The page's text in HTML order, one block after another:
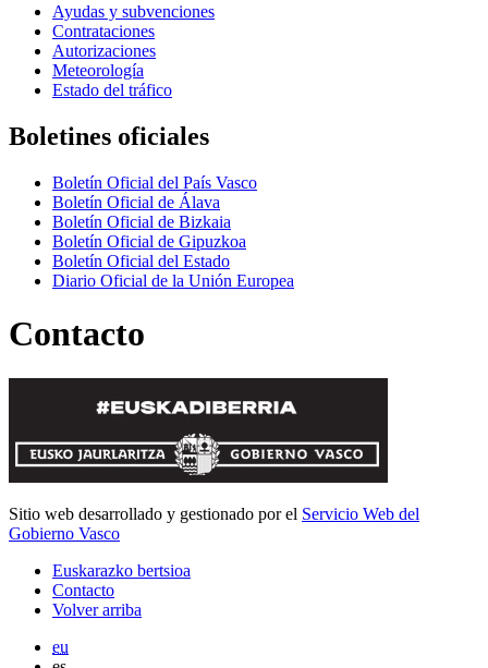
Ayudas y subvenciones
Contrataciones
Autorizaciones
Meteorología
Estado del tráfico
Boletines oficiales
Boletín Oficial del País Vasco
Boletín Oficial de Álava
Boletín Oficial de Bizkaia
Boletín Oficial de Gipuzkoa
Boletín Oficial del Estado
Diario Oficial de la Unión Europea
Contacto
Sitio web desarrollado y gestionado por el Servicio Web del
Gobierno Vasco
Euskarazko bertsioa
Contacto
Volver arriba
eu